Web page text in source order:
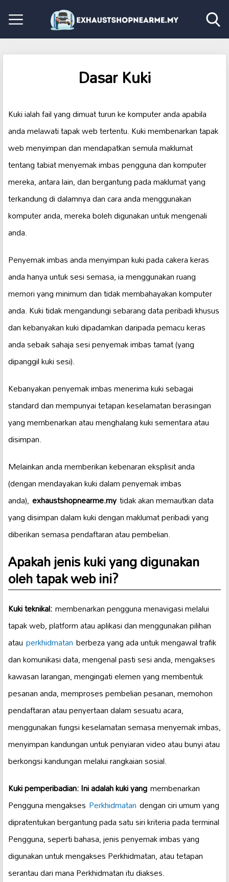
Dasar Kuki
Kuki ialah fail yang dimuat turun ke komputer anda apabila
anda melawati tapak web tertentu. Kuki membenarkan tapak
web menyimpan dan mendapatkan semula maklumat
tentang tabiat menyemak imbas pengguna dan komputer
mereka, antara lain, dan bergantung pada maklumat yang
terkandung di dalamnya dan cara anda menggunakan
komputer anda, mereka boleh digunakan untuk mengenali
anda.
Penyemak imbas anda menyimpan kuki pada cakera keras
anda hanya untuk sesi semasa, ia menggunakan ruang
memori yang minimum dan tidak membahayakan komputer
anda. Kuki tidak mengandungi sebarang data peribadi khusus
dan kebanyakan kuki dipadamkan daripada pemacu keras
anda sebaik sahaja sesi penyemak imbas tamat (yang
dipanggil kuki sesi).
Kebanyakan penyemak imbas menerima kuki sebagai
standard dan mempunyai tetapan keselamatan berasingan
yang membenarkan atau menghalang kuki sementara atau
disimpan.
Melainkan anda memberikan kebenaran eksplisit anda
(dengan mendayakan kuki dalam penyemak imbas
anda), exhaustshopnearme.mytidak akan memautkan data
yang disimpan dalam kuki dengan maklumat peribadi yang
diberikan semasa pendaftaran atau pembelian.
Apakah jenis kuki yang digunakan
oleh tapak web ini?
Kuki teknikal:membenarkan pengguna menavigasi melalui
tapak web, platform atau aplikasi dan menggunakan pilihan
atau perkhidmatan berbeza yang ada untuk mengawal trafik
dan komunikasi data, mengenal pasti sesi anda, mengakses
kawasan larangan, mengingati elemen yang membentuk
pesanan anda, memproses pembelian pesanan, memohon
pendaftaran atau penyertaan dalam sesuatu acara,
menggunakan fungsi keselamatan semasa menyemak imbas,
menyimpan kandungan untuk penyiaran video atau bunyi atau
berkongsi kandungan melalui rangkaian sosial.
Kuki pemperibadian: Ini adalah kuki yangmembenarkan
Pengguna mengakses Perkhidmatan dengan ciri umum yang
dipratentukan bergantung pada satu siri kriteria pada terminal
Pengguna, seperti bahasa, jenis penyemak imbas yang
digunakan untuk mengakses Perkhidmatan, atau tetapan
serantau dari mana Perkhidmatan itu diakses.